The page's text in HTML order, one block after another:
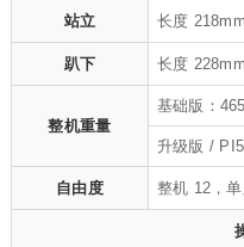
站立 长度
趴下 长度
整机重量
基础版：
升级版 /
自由度 整机 12，